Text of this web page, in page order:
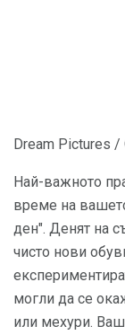
Dream Pictures /
Най-важното
време на
ден". Денят на
чисто нови
могли да се
или мехури.